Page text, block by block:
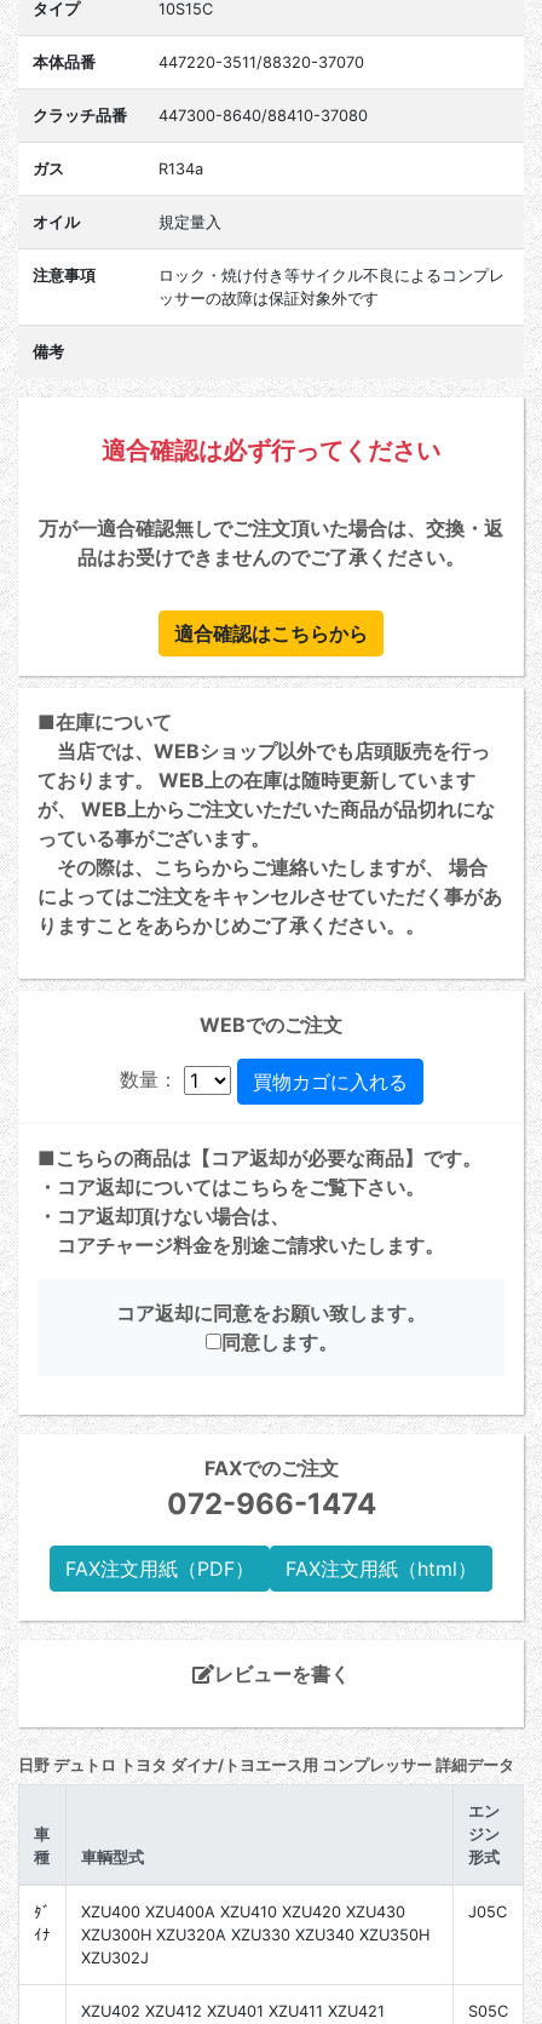
タイプ 10S15C
本体品番 447220-3511/88320-37070
クラッチ品番 447300-8640/88410-37080
ガス R134a
オイル 規定量入
注意事項
ロック・焼け付き等サイクル不良によるコンプレ
ッサーの故障は保証対象外です
備考
適合確認は必ず行ってください
万が一適合確認無しでご注文頂いた場合は、交換・返
品はお受けできませんのでご了承ください。
適合確認はこちらから
■在庫について
当店では、WEBショップ以外でも店頭販売を行っ
ております。 WEB上の在庫は随時更新しています
が、 WEB上からご注文いただいた商品が品切れにな
っている事がございます。
その際は、こちらからご連絡いたしますが、 場合
によってはご注文をキャンセルさせていただく事があ
りますことをあらかじめご了承ください。。
WEBでのご注文
数量：
■こちらの商品は【コア返却が必要な商品】です。
・コア返却についてはこちらをご覧下さい。
・コア返却頂けない場合は、
コアチャージ料金を別途ご請求いたします。
コア返却に同意をお願い致します。
同意します。
FAXでのご注文
072-966-1474
FAX注文用紙（PDF） FAX注文用紙（html）
レビューを書く
日野 デュトロ トヨタ ダイナ/トヨエース用 コンプレッサー 詳細データ
車
種
車輌型式
エン
ジン
形式
ﾀﾞ
ｲﾅ
XZU400 XZU400A XZU410 XZU420 XZU430
XZU300H XZU320A XZU330 XZU340 XZU350H
XZU302J
J05C
XZU402 XZU412 XZU401 XZU411 XZU421
S05C